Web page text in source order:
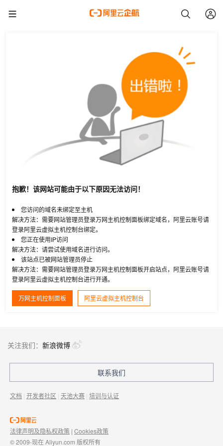
抱歉！该网站可能由于以下原因无法访问！
您访问的域名未绑定至主机
解决方法：需要网站管理员登录万网主机控制面板绑定域名，阿里云账号请
登录阿里云虚拟主机控制台绑定。
您正在使用IP访问
解决方法：请尝试使用域名进行访问。
该站点已被网站管理员停止
解决方法：需要网站管理员登录万网主机控制面板开启站点，阿里云账号请
登录阿里云虚拟主机控制台进行开通。
万网主机控制面板 阿里云虚拟主机控制台